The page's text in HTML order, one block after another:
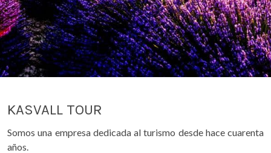
KASVALL TOUR
Somos una empresa dedicada al turismo desde hace cuarenta
años.